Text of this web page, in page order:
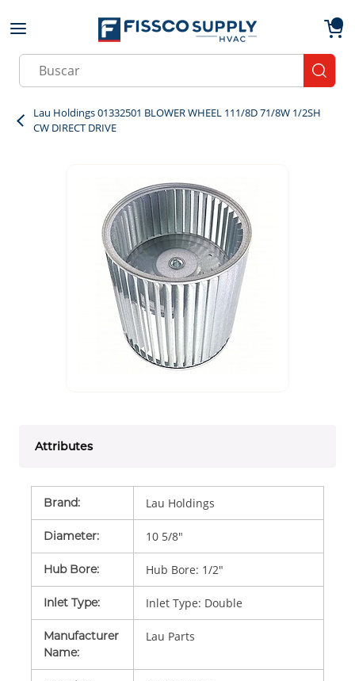
Skip to main content
Site Search
Lau Holdings 01332501 BLOWER WHEEL 111/8D 71/8W 1/2SH
CW DIRECT DRIVE
Attributes
Brand: Lau Holdings
Diameter: 10 5/8"
Hub Bore: Hub Bore: 1/2"
Inlet Type: Inlet Type: Double
Manufacturer
Name:
Lau Parts